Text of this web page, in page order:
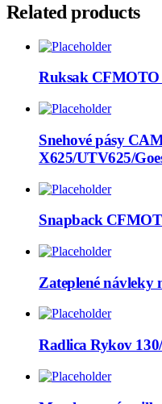
Related products
Ruksak
Snehové pásy
X625/UTV625/
Snapback
Zateplené
Radlica Rykov